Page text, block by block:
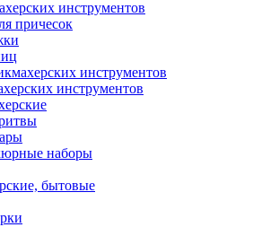
инструментов
причесок
инструментов
инструментов
наборы
бытовые